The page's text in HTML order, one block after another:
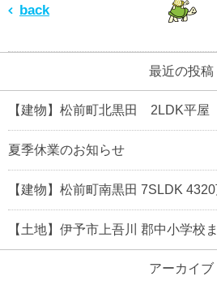
back
最近の投稿
【建物】松前町北黒田 2LDK平
夏季休業のお知らせ
【建物】松前町南黒田 7SLDK
【土地】伊予市上吾川 郡中小学校
アーカイブ